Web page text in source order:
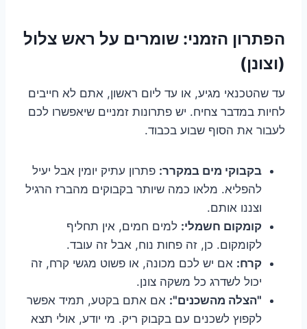
הפתרון הזמני: שומרים על ראש צלול
(וצונן)
עד שהטכנאי מגיע, או עד ליום ראשון, אתם לא חייבים
לחיות במדבר צחיח. יש פתרונות זמניים שיאפשרו לכם
לעבור את הסוף שבוע בכבוד.
בקבוקי מים במקרר: פתרון עתיק יומין אבל יעיל
להפליא. מלאו כמה שיותר בקבוקים מהברז הרגיל
וצננו אותם.
קומקום חשמלי: למים חמים, אין תחליף
לקומקום. כן, זה פחות נוח, אבל זה עובד.
קרח: אם יש לכם מכונה, או פשוט מגשי קרח, זה
יכול לשדרג כל משקה צונן.
"הצלה מהשכנים": אם אתם בקטע, תמיד אפשר
לקפוץ לשכנים עם בקבוק ריק. מי יודע, אולי תצא